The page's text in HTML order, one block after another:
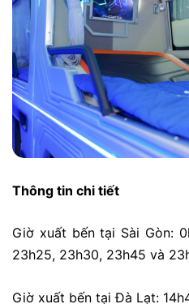
Thông tin chi tiết
Giờ xuất bến tại Sài Gòn:
23h25, 23h30, 23h45 và
Giờ xuất bến tại Đà Lạt: